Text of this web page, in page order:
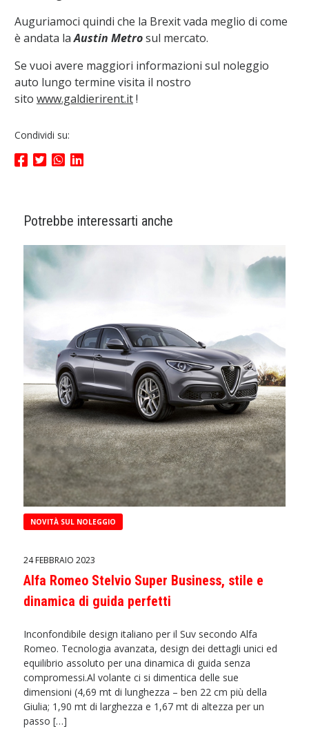
Auguriamoci quindi che la Brexit vada meglio di come
è andata laAustin Metrosul mercato.
Se vuoi avere maggiori informazioni sul noleggio
auto lungo termine visita il nostro
sito www.galdierirent.it!
Condividi su:
Potrebbe interessarti anche
NOVITÀ SUL NOLEGGIO
24 FEBBRAIO 2023
Alfa Romeo Stelvio Super Business, stile e
dinamica di guida perfetti
Inconfondibile design italiano per il Suv secondo Alfa
Romeo. Tecnologia avanzata, design dei dettagli unici ed
equilibrio assoluto per una dinamica di guida senza
compromessi.Al volante ci si dimentica delle sue
dimensioni (4,69 mt di lunghezza – ben 22 cm più della
Giulia; 1,90 mt di larghezza e 1,67 mt di altezza per un
passo […]